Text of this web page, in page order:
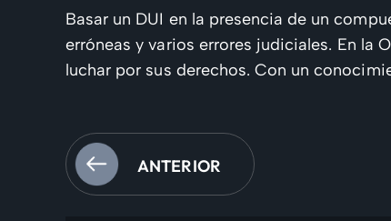
Basar un DUI en la presencia de un
erróneas y varios errores judiciales. En la
luchar por sus derechos. Con un
ANTERIOR